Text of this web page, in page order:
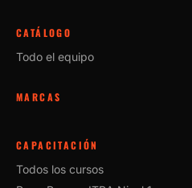
CATÁLOGO
Todo el equipo
MARCAS
CAPACITACIÓN
Todos los cursos